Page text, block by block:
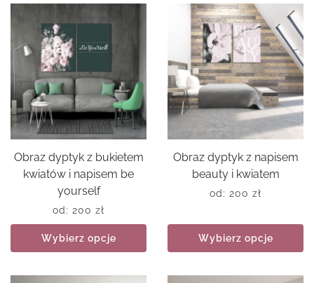
Obraz dyptyk z bukietem
kwiatów i napisem be
yourself
od: 200 zł
Wybierz opcje
Obraz dyptyk z napisem
beauty i kwiatem
od: 200 zł
Wybierz opcje